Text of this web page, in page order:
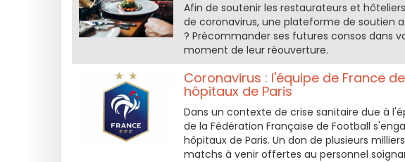
Afin de soutenir les restaurateurs et
de coronavirus, une plateforme de soutien
? Précommander ses futures consos dans
moment de leur réouverture.
Coronavirus : l'équipe de France
hôpitaux de Paris
Dans un contexte de crise sanitaire due à
de la Fédération Française de Football
hôpitaux de Paris. Un don de plusieurs
matchs à venir offertes au personnel